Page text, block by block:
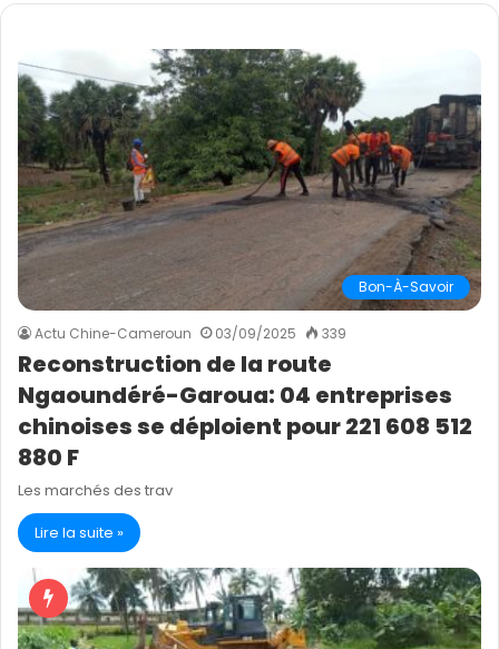
Bon-À-Savoir
Actu Chine-Cameroun 03/09/2025 339
Reconstruction de la route
Ngaoundéré-Garoua: 04 entreprises
chinoises se déploient pour 221 608 512
880 F
Les marchés des trav
Lire la suite »